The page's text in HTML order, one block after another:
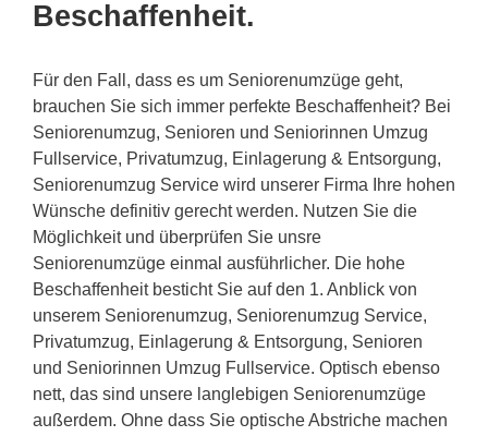
Beschaffenheit.
Für den Fall, dass es um Seniorenumzüge geht,
brauchen Sie sich immer perfekte Beschaffenheit? Bei
Seniorenumzug, Senioren und Seniorinnen Umzug
Fullservice, Privatumzug, Einlagerung & Entsorgung,
Seniorenumzug Service wird unserer Firma Ihre hohen
Wünsche definitiv gerecht werden. Nutzen Sie die
Möglichkeit und überprüfen Sie unsre
Seniorenumzüge einmal ausführlicher. Die hohe
Beschaffenheit besticht Sie auf den 1. Anblick von
unserem Seniorenumzug, Seniorenumzug Service,
Privatumzug, Einlagerung & Entsorgung, Senioren
und Seniorinnen Umzug Fullservice. Optisch ebenso
nett, das sind unsere langlebigen Seniorenumzüge
außerdem. Ohne dass Sie optische Abstriche machen